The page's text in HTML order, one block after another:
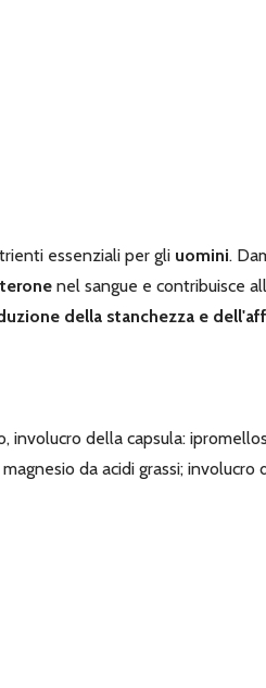
essenziali per gli uomini.
nel sangue e contribuisce
della stanchezza e
della capsula:
da acidi grassi; involucro